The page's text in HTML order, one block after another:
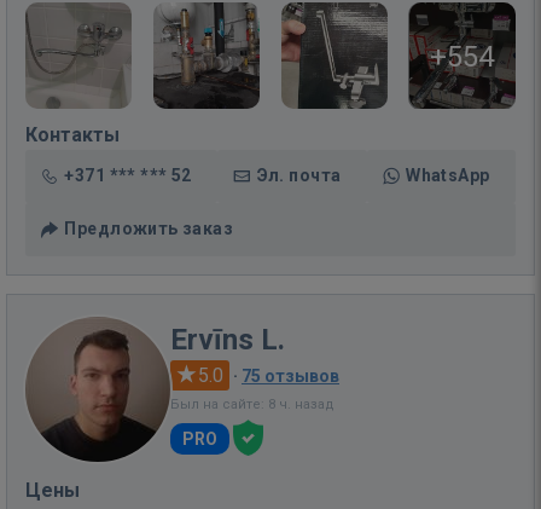
+554
Контакты
+371 *** *** 52 Эл. почта WhatsApp
Предложить заказ
Ervīns L.
5.0 · 75 отзывов
Был на сайте: 8 ч. назад
PRO
Цены